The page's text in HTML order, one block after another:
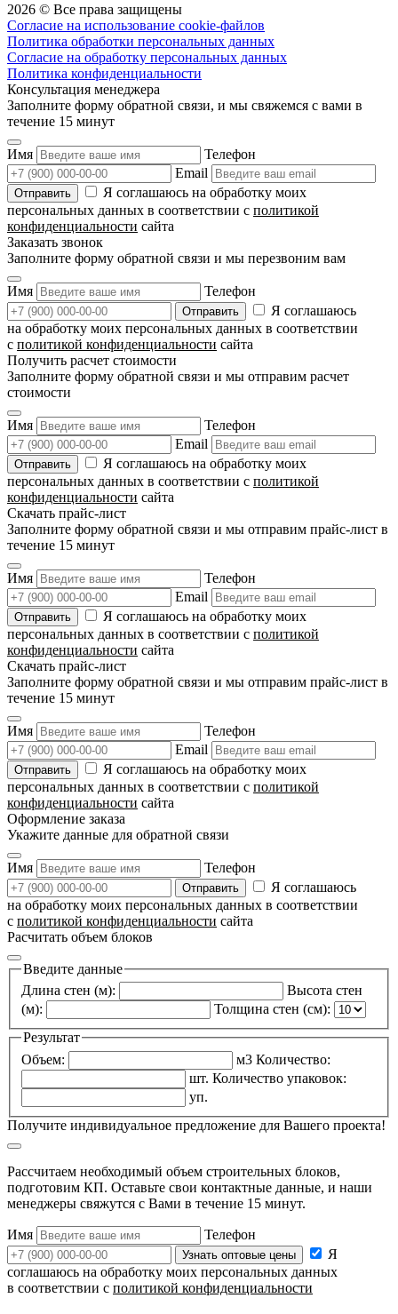
2026 © Все права защищены
Согласие на использование cookie-файлов
Политика обработки персональных данных
Согласие на обработку персональных данных
Политика конфиденциальности
Консультация менеджера
Заполните форму обратной связи, и мы свяжемся с вами в
течение 15 минут
Имя
Телефон
Email
Я соглашаюсь на обработку моих
персональных данных в соответствии с политикой
конфиденциальности сайта
Заказать звонок
Заполните форму обратной связи и мы перезвоним вам
Имя
Телефон
Я соглашаюсь
на обработку моих персональных данных в соответствии
с политикой конфиденциальности сайта
Получить расчет стоимости
Заполните форму обратной связи и мы отправим расчет
стоимости
Имя
Телефон
Email
Я соглашаюсь на обработку моих
персональных данных в соответствии с политикой
конфиденциальности сайта
Скачать прайс-лист
Заполните форму обратной связи и мы отправим прайс-лист в
течение 15 минут
Имя
Телефон
Email
Я соглашаюсь на обработку моих
персональных данных в соответствии с политикой
конфиденциальности сайта
Скачать прайс-лист
Заполните форму обратной связи и мы отправим прайс-лист в
течение 15 минут
Имя
Телефон
Email
Я соглашаюсь на обработку моих
персональных данных в соответствии с политикой
конфиденциальности сайта
Оформление заказа
Укажите данные для обратной связи
Имя
Телефон
Я соглашаюсь
на обработку моих персональных данных в соответствии
с политикой конфиденциальности сайта
Расчитать объем блоков
Введите данные
Длина стен (м):
Высота стен
(м):
Толщина стен (см):
Результат
Объем:
м3 Количество:
шт. Количество упаковок:
уп.
Получите индивидуальное предложение для Вашего проекта!
Рассчитаем необходимый объем строительных блоков,
подготовим КП. Оставьте свои контактные данные, и наши
менеджеры свяжутся с Вами в течение 15 минут.
Имя
Телефон
Я
соглашаюсь на обработку моих персональных данных
в соответствии с политикой конфиденциальности